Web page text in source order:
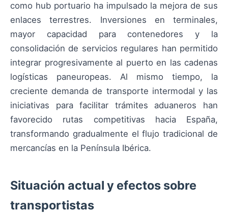
como hub portuario ha impulsado la mejora de sus
enlaces terrestres. Inversiones en terminales,
mayor capacidad para contenedores y la
consolidación de servicios regulares han permitido
integrar progresivamente al puerto en las cadenas
logísticas paneuropeas. Al mismo tiempo, la
creciente demanda de transporte intermodal y las
iniciativas para facilitar trámites aduaneros han
favorecido rutas competitivas hacia España,
transformando gradualmente el flujo tradicional de
mercancías en la Península Ibérica.
Situación actual y efectos sobre
transportistas